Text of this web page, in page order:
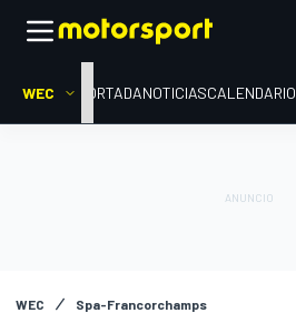
WEC PORTADANOTICIASCALENDARIO
WEC Spa-Francorchamps